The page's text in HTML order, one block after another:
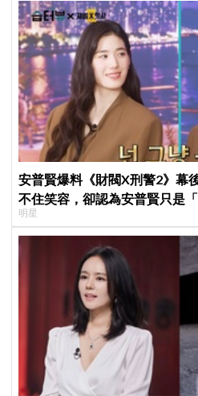
安普賢爆料《財閥X刑警2》幕
不住笑容，卻認為安普賢只是「
明星